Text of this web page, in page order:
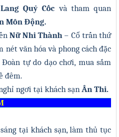
Quỷ Cốc và tham quan
Môn Động.
Nữ Nhi Thành – Cổ trấn thứ
nét văn hóa và phong cách đặc
tự do dạo chơi, mua sắm
đêm.
ngơi tại khách sạn Ân Thi.
- TP.HCM
tại khách sạn, làm thủ tục